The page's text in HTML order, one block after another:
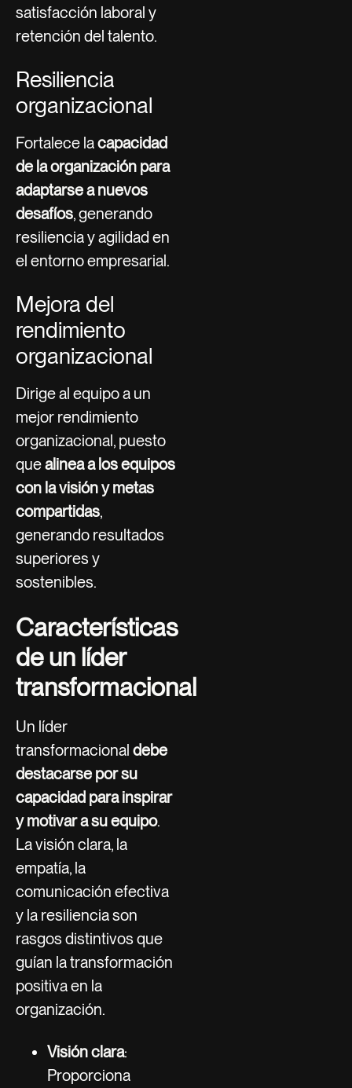
satisfacción laboral y
retención del talento.
Resiliencia
organizacional
Fortalece lacapacidad
de la organización para
adaptarse a nuevos
desafíos, generando
resiliencia y agilidad en
el entorno empresarial.
Mejora del
rendimiento
organizacional
Dirige al equipo a un
mejor rendimiento
organizacional, puesto
quealinea a los equipos
con la visión y metas
compartidas,
generando resultados
superiores y
sostenibles.
Características
de un líder
transformacional
Un líder
transformacional debe
destacarse por su
capacidad para inspirar
y motivar a su equipo.
La visión clara, la
empatía, la
comunicación efectiva
y la resiliencia son
rasgos distintivos que
guían la transformación
positiva en la
organización.
Visión clara:
Proporciona